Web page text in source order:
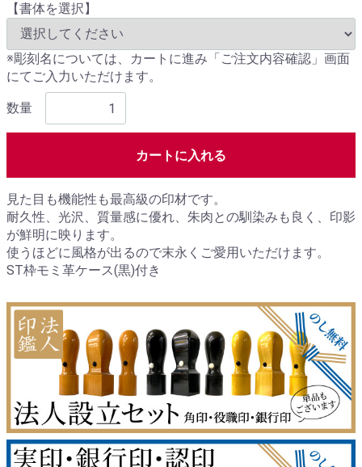
【書体を選択】
※彫刻名については、カートに進み「ご注文内容確認」画面
にてご入力いただけます。
数量
カートに入れる
見た目も機能性も最高級の印材です。
耐久性、光沢、質量感に優れ、朱肉との馴染みも良く、印影
が鮮明に映ります。
使うほどに風格が出るので末永くご愛用いただけます。
ST枠モミ革ケース(黒)付き